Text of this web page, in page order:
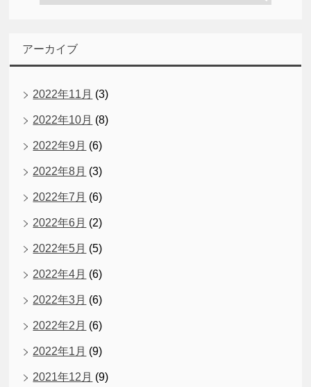
アーカイブ
2022年11月 (3)
2022年10月 (8)
2022年9月 (6)
2022年8月 (3)
2022年7月 (6)
2022年6月 (2)
2022年5月 (5)
2022年4月 (6)
2022年3月 (6)
2022年2月 (6)
2022年1月 (9)
2021年12月 (9)